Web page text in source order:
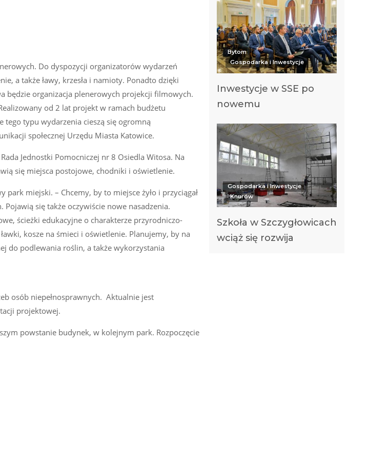
Do dyspozycji organizatorów wydarzeń
a także ławy, krzesła i namioty. Ponadto dzięki
będzie organizacja plenerowych projekcji filmowych.
od 2 lat projekt w ramach budżetu
tego typu wydarzenia cieszą się ogromną
społecznej Urzędu Miasta Katowice.
Jednostki Pomocniczej nr 8 Osiedla Witosa. Na
się miejsca postojowe, chodniki i oświetlenie.
miejski. – Chcemy, by to miejsce żyło i przyciągał
się także oczywiście nowe nasadzenia.
ścieżki edukacyjne o charakterze przyrodniczo-
kosze na śmieci i oświetlenie. Planujemy, by na
do podlewania roślin, a także wykorzystania
osób niepełnosprawnych. Aktualnie jest
projektowej.
powstanie budynek, w kolejnym park. Rozpoczęcie
Bytom
Gospodarka i Inwestycje
Inwestycje w SSE po
nowemu
Gospodarka i Inwestycje
Knurów
Szkoła w Szczygłowicach
wciąż się rozwija